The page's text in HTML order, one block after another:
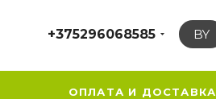
+375296068585 BY
ОПЛАТА И ДОСТАВКА